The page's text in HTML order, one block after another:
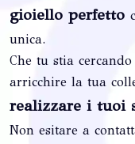
gioiello perfetto
unica.
Che tu stia
arricchire la tua
realizzare i tuoi
Non esitare a